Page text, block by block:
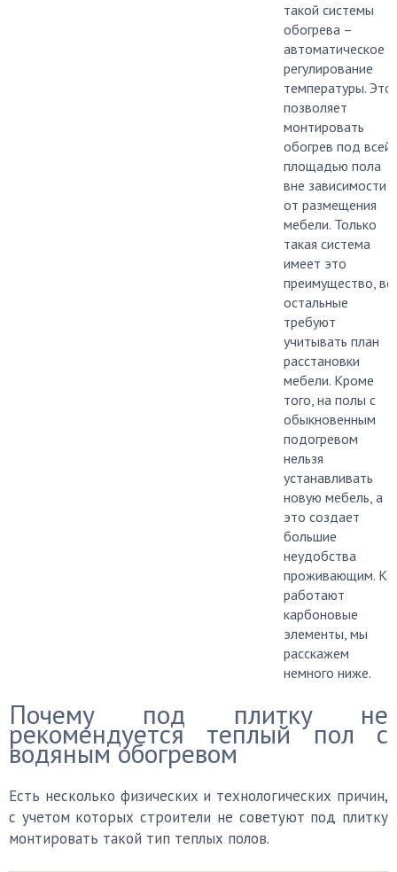
такой системы
обогрева –
автоматическое
регулирование
температуры. Это
позволяет
монтировать
обогрев под всей
площадью пола
вне зависимости
от размещения
мебели. Только
такая система
имеет это
преимущество,
остальные
требуют
учитывать план
расстановки
мебели. Кроме
того, на полы с
обыкновенным
подогревом
нельзя
устанавливать
новую мебель, а
это создает
большие
неудобства
проживающим.
работают
карбоновые
элементы, мы
расскажем
немного ниже.
Почему под плитку не
рекомендуется теплый пол с
водяным обогревом
Есть несколько физических и технологических причин,
с учетом которых строители не советуют под плитку
монтировать такой тип теплых полов.